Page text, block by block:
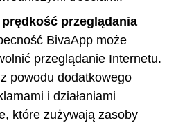
przeglądania
BivaApp może
przeglądanie Internetu.
powodu dodatkowego
i działaniami
które zużywają zasoby